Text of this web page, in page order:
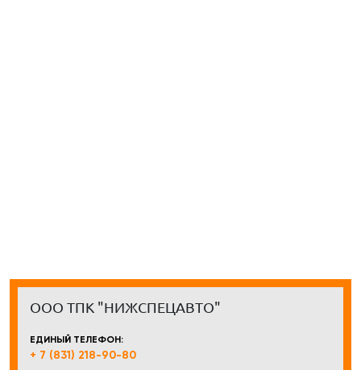
ООО ТПК "НИЖСПЕЦАВТО"
ЕДИНЫЙ ТЕЛЕФОН:
+ 7 (831) 218-90-80